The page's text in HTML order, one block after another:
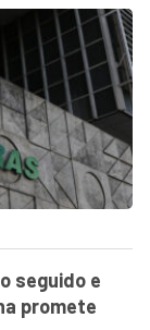
seguido e
promete